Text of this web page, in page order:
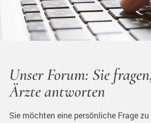
Unser Forum: Sie
Ärzte antworten
Sie möchten eine persönliche Frage zu